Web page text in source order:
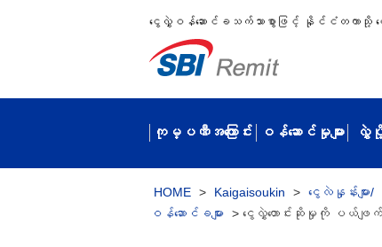
ငွေလွှဲဝန်ဆောင်ခသက်သာစွာဖြင့် နိုင်ငံတကာသို့ ငွ
ကုမ္ပဏီအကြောင်း ဝန်ဆောင်မှုများ လွှဲ
HOME > Kaigaisoukin > ငွေလဲနှုန်းများ/
ဝန်ဆောင်ခများ > ငွေလွှဲတောင်းဆိုမှုကို ပယ်ဖျ